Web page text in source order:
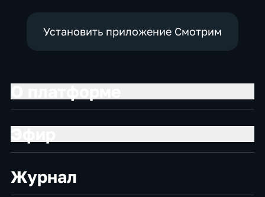
Установить приложение Смотрим
Журнал